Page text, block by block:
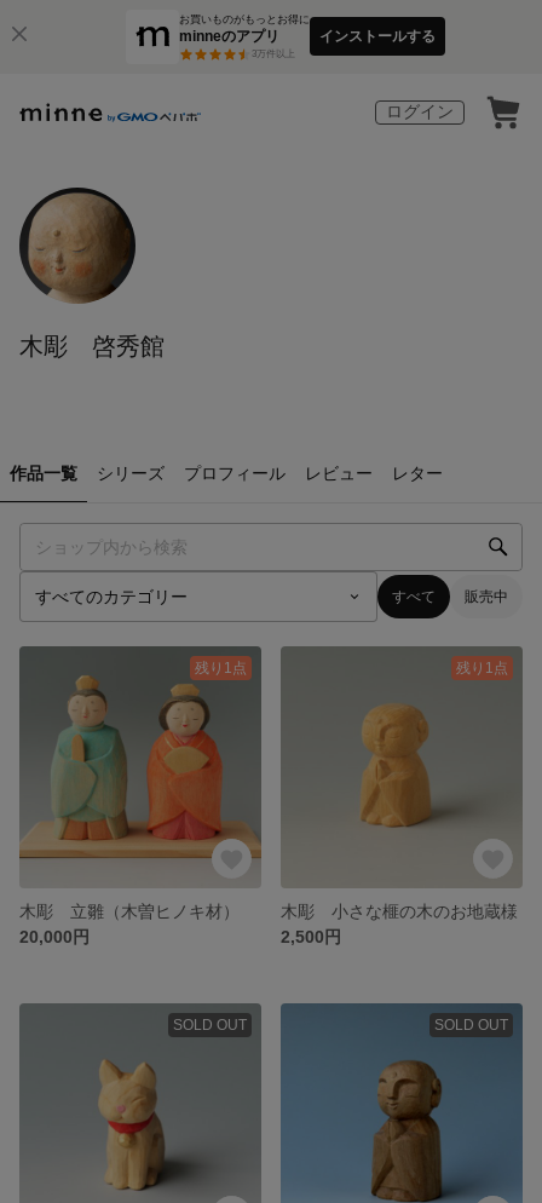
お買いものがもっとお得に
minneのアプリ
3万件以上
インストールする
ログイン
木彫 啓秀館
作品一覧 シリーズ プロフィール レビュー レター
すべて 販売中
残り1点
木彫 立雛（木曽ヒノキ材）
20,000円
残り1点
木彫 小さな榧の木のお地蔵様
2,500円
SOLD OUT SOLD OUT